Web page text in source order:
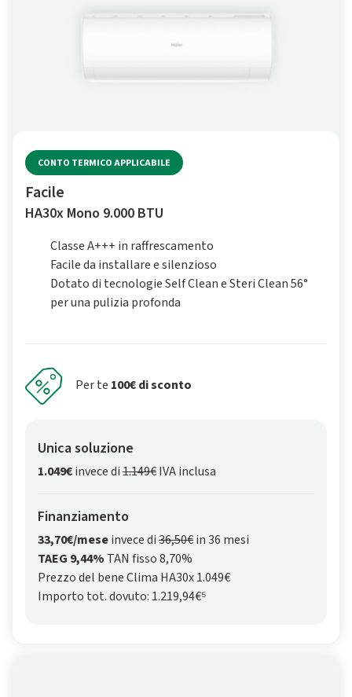
CONTO TERMICO APPLICABILE
Facile
HA30x Mono 9.000 BTU
Classe A+++ in raffrescamento
Facile da installare e silenzioso
Dotato di tecnologie Self Clean e Steri Clean 56°
per una pulizia profonda
Per te 100€ di sconto
Unica soluzione
1.049€invece di1.149€IVA inclusa
Finanziamento
33,70€/meseinvece di36,50€in 36 mesi
TAEG 9,44% TAN fisso 8,70%
Prezzo del bene Clima HA30x 1.049€
Importo tot. dovuto: 1.219,94€⁵